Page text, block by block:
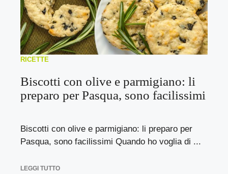
RICETTE
Biscotti con olive e parmigiano: li
preparo per Pasqua, sono facilissimi
Biscotti con olive e parmigiano: li preparo per
Pasqua, sono facilissimi Quando ho voglia di ...
LEGGI TUTTO